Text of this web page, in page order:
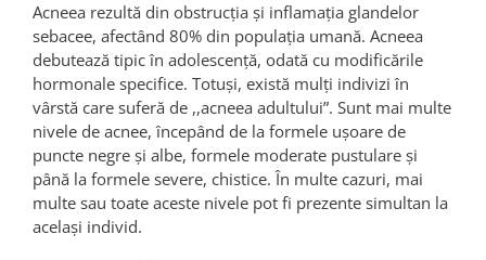
Acneea rezultă din obstrucția și inflamația glandelor
sebacee, afectând 80% din populația umană. Acneea
debutează tipic în adolescență, odată cu modificările
hormonale specifice. Totuși, există mulți indivizi în
vârstă care suferă de ,,acneea adultului”. Sunt mai multe
nivele de acnee, începând de la formele ușoare de
puncte negre și albe, formele moderate pustulare și
până la formele severe, chistice. În multe cazuri, mai
multe sau toate aceste nivele pot fi prezente simultan la
același individ.